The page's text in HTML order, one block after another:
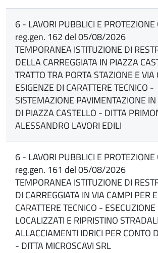
6 - LAVORI PUBBLICI E PROTEZIONE
reg.gen. 162 del 05/08/2026
TEMPORANEA ISTITUZIONE DI
DELLA CARREGGIATA IN PIAZZA
TRATTO TRA PORTA STAZIONE E VIA
ESIGENZE DI CARATTERE TECNICO -
SISTEMAZIONE PAVIMENTAZIONE
DI PIAZZA CASTELLO - DITTA
ALESSANDRO LAVORI EDILI
6 - LAVORI PUBBLICI E PROTEZIONE
reg.gen. 161 del 05/08/2026
TEMPORANEA ISTITUZIONE DI
DI CARREGGIATA IN VIA CAMPI PER
CARATTERE TECNICO - ESECUZIONE
LOCALIZZATI E RIPRISTINO
ALLACCIAMENTI IDRICI PER CONTO
- DITTA MICROSCAVI SRL